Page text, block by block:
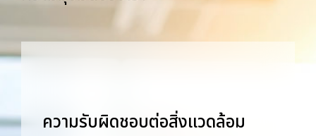
ความรับผิดชอบต่อสิ่งแวดล้อม